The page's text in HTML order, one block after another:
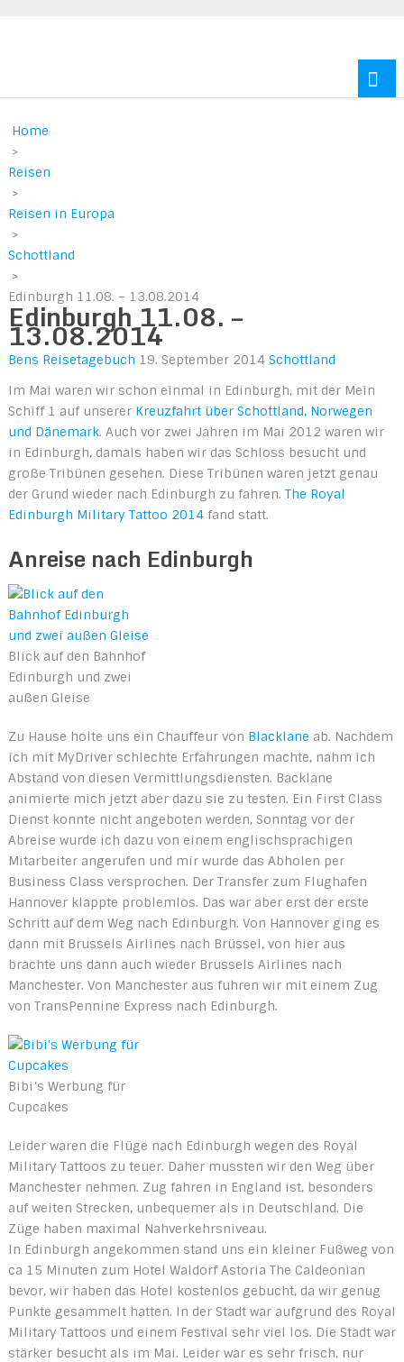
Home
>
Reisen
>
Reisen in Europa
>
Schottland
>
Edinburgh 11.08. – 13.08.2014
Edinburgh 11.08. –
13.08.2014
Bens Reisetagebuch 19. September 2014 Schottland
Im Mai waren wir schon einmal in Edinburgh, mit der Mein
Schiff 1 auf unserer Kreuzfahrt über Schottland, Norwegen
und Dänemark. Auch vor zwei Jahren im Mai 2012 waren wir
in Edinburgh, damals haben wir das Schloss besucht und
große Tribünen gesehen. Diese Tribünen waren jetzt genau
der Grund wieder nach Edinburgh zu fahren. The Royal
Edinburgh Military Tattoo 2014fand statt.
Anreise nach Edinburgh
Blick auf den Bahnhof
Edinburgh und zwei
außen Gleise
Zu Hause holte uns ein Chauffeur von Blacklane ab. Nachdem
ich mit MyDriver schlechte Erfahrungen machte, nahm ich
Abstand von diesen Vermittlungsdiensten. Backlane
animierte mich jetzt aber dazu sie zu testen. Ein First Class
Dienst konnte nicht angeboten werden, Sonntag vor der
Abreise wurde ich dazu von einem englischsprachigen
Mitarbeiter angerufen und mir wurde das Abholen per
Business Class versprochen. Der Transfer zum Flughafen
Hannover klappte problemlos. Das war aber erst der erste
Schritt auf dem Weg nach Edinburgh. Von Hannover ging es
dann mit Brussels Airlines nach Brüssel, von hier aus
brachte uns dann auch wieder Brussels Airlines nach
Manchester. Von Manchester aus fuhren wir mit einem Zug
von TransPennine Express nach Edinburgh.
Bibi’s Werbung für
Cupcakes
Leider waren die Flüge nach Edinburgh wegen des Royal
Military Tattoos zu teuer. Daher mussten wir den Weg über
Manchester nehmen. Zug fahren in England ist, besonders
auf weiten Strecken, unbequemer als in Deutschland. Die
Züge haben maximal Nahverkehrsniveau.
In Edinburgh angekommen stand uns ein kleiner Fußweg von
ca 15 Minuten zum Hotel Waldorf Astoria The Caldeonian
bevor, wir haben das Hotel kostenlos gebucht, da wir genug
Punkte gesammelt hatten. In der Stadt war aufgrund des Royal
Military Tattoos und einem Festival sehr viel los. Die Stadt war
stärker besucht als im Mai. Leider war es sehr frisch, nur